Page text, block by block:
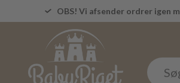
OBS! Vi afsender ordrer igen